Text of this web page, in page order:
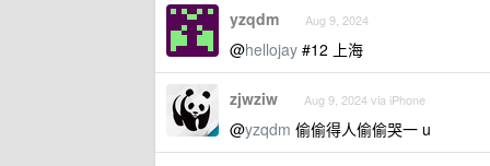
yzqdm Aug 9, 2024
@hellojay #12 上海
zjwziw Aug 9, 2024 via iPhone
@yzqdm 偷偷得人偷偷哭一 u